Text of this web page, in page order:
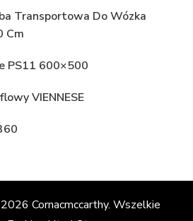
Transportowa Do Wózka
Cm
PS11 600×500
VIENNESE
Cornacmccarthy. Wszelkie